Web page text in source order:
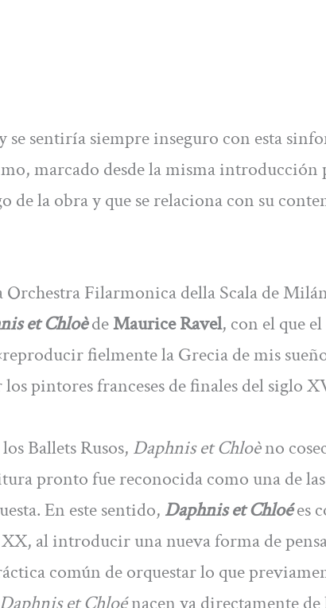
sentiría siempre inseguro con esta
marcado desde la misma introducción
de la obra y que se relaciona con su
Orchestra Filarmonica della Scala de
et ChloèdeMaurice Ravel, con el que
fielmente la Grecia de mis
pintores franceses de finales del siglo
Ballets Rusos, Daphnis et Chloèno
pronto fue reconocida como una de
En este sentido, Daphnis et Chloées
al introducir una nueva forma de
común de orquestar lo que
Daphnis et Chloénacen ya directamente